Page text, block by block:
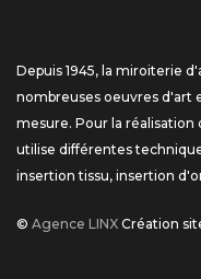
Depuis 1945, la miroiterie
nombreuses oeuvres d'art
mesure. Pour la réalisation
utilise différentes
insertion tissu, insertion
© Agence LINX Création